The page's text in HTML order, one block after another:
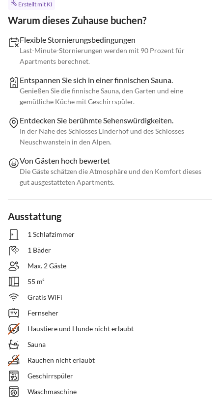
Erstellt mit KI
Warum dieses Zuhause buchen?
Flexible Stornierungsbedingungen
Last-Minute-Stornierungen werden mit 90 Prozent für
Apartments berechnet.
Entspannen Sie sich in einer finnischen Sauna.
Genießen Sie die finnische Sauna, den Garten und eine
gemütliche Küche mit Geschirrspüler.
Entdecken Sie berühmte Sehenswürdigkeiten.
In der Nähe des Schlosses Linderhof und des Schlosses
Neuschwanstein in den Alpen.
Von Gästen hoch bewertet
Die Gäste schätzen die Atmosphäre und den Komfort dieses
gut ausgestatteten Apartments.
Ausstattung
1 Schlafzimmer
1 Bäder
Max. 2 Gäste
55 m²
Gratis WiFi
Fernseher
Haustiere und Hunde nicht erlaubt
Sauna
Rauchen nicht erlaubt
Geschirrspüler
Waschmaschine